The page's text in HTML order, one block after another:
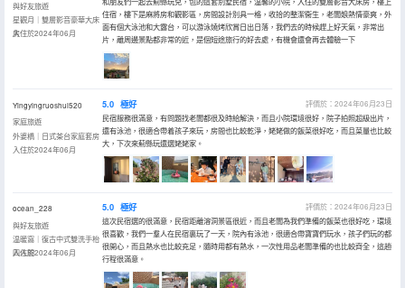
與好友旅遊
星觀月｜雙層影音豪華大床
房
入住於2024年06月
住宿，樓下是麻將房和觀影區，房間設計別具一格，收拾的整潔衞生，老闆娘熱情豪爽，外
面有個大泳池和大露台，可以游泳燒烤欣賞日出日落，我們去的時候趕上好天氣，非常出
片，離周邊景點都非常的近，是個短途旅行的好去處，有機會還會再去體驗一下
Yingyingruoshui520
家庭旅遊
外婆橋｜日式茶台家庭套房
入住於2024年06月
5.0 極好
評價於：2024年06月23日
民宿服務很滿意，有問題找老闆都很及時給解決，而且小院環境很好，院子拍照超級出片，
還有泳池，很適合帶着孩子來玩，房間也比較乾淨，姥姥做的飯菜很好吃，而且菜量也比較
大，下次來薊縣玩還選姥姥家。
ocean_228
與好友旅遊
温暖窩｜復古中式雙洗手枱
四人間
入住於2024年06月
5.0 極好
評價於：2024年06月23日
這次民宿選的很滿意，民宿距離溶洞景區很近，而且老闆為我們準備的飯菜也很好吃，環境
很喜歡，我們一羣人在民宿裏玩了一天，院內有泳池，很適合帶寶寶們玩水，孩子們玩的都
很開心，而且熱水也比較充足，隨時用都有熱水，一次性用品老闆準備的也比較齊全，這趟
行程很滿意。